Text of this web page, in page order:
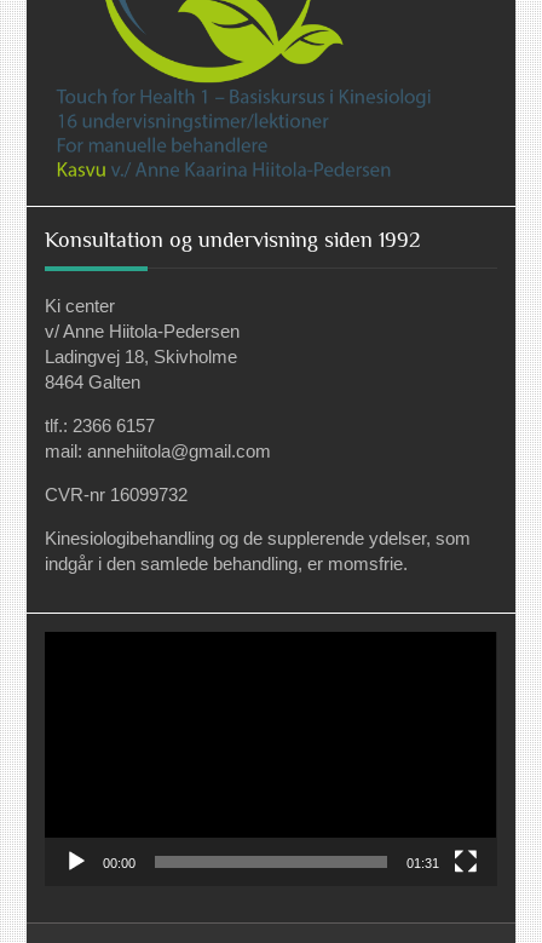
Konsultation og undervisning siden 1992
Ki center
v/ Anne Hiitola-Pedersen
Ladingvej 18, Skivholme
8464 Galten
tlf.: 2366 6157
mail: annehiitola@gmail.com
CVR-nr 16099732
Kinesiologibehandling og de supplerende ydelser, som
indgår i den samlede behandling, er momsfrie.
00:00 01:31